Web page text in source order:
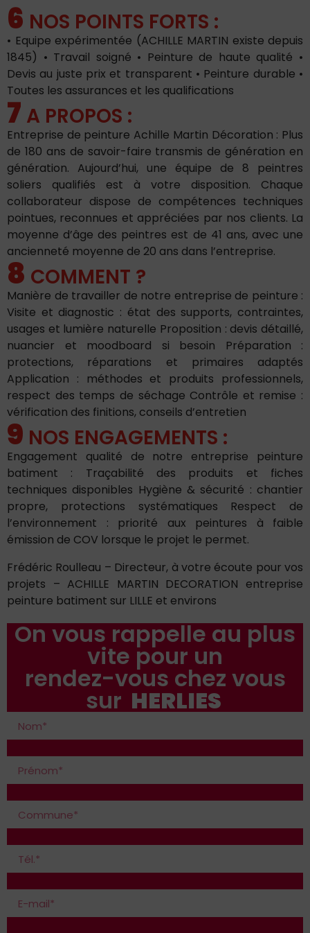
6 NOS POINTS FORTS :
• Equipe expérimentée (ACHILLE MARTIN existe depuis
1845) • Travail soigné • Peinture de haute qualité •
Devis au juste prix et transparent • Peinture durable •
Toutes les assurances et les qualifications
7 A PROPOS :
Entreprise de peinture Achille Martin Décoration : Plus
de 180 ans de savoir-faire transmis de génération en
génération. Aujourd’hui, une équipe de 8 peintres
soliers qualifiés est à votre disposition. Chaque
collaborateur dispose de compétences techniques
pointues, reconnues et appréciées par nos clients. La
moyenne d’âge des peintres est de 41 ans, avec une
ancienneté moyenne de 20 ans dans l’entreprise.
8 COMMENT ?
Manière de travailler de notre entreprise de peinture :
Visite et diagnostic : état des supports, contraintes,
usages et lumière naturelle Proposition : devis détaillé,
nuancier et moodboard si besoin Préparation :
protections, réparations et primaires adaptés
Application : méthodes et produits professionnels,
respect des temps de séchage Contrôle et remise :
vérification des finitions, conseils d’entretien
9 NOS ENGAGEMENTS :
Engagement qualité de notre entreprise peinture
batiment : Traçabilité des produits et fiches
techniques disponibles Hygiène & sécurité : chantier
propre, protections systématiques Respect de
l’environnement : priorité aux peintures à faible
émission de COV lorsque le projet le permet.
Frédéric Roulleau – Directeur, à votre écoute pour vos
projets – ACHILLE MARTIN DECORATION entreprise
peinture batiment sur LILLE et environs
On vous rappelle au plus
vite pour un
rendez-vous chez vous
sur HERLIES